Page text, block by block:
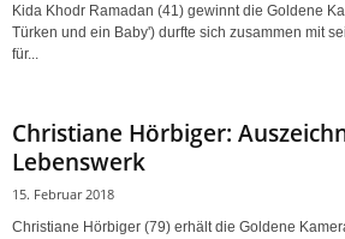
Kida Khodr Ramadan (41) gewinnt die Goldene
Türken und ein Baby') durfte sich zusammen mit
für...
Christiane Hörbiger:
Lebenswerk
15. Februar 2018
Christiane Hörbiger (79) erhält die Goldene